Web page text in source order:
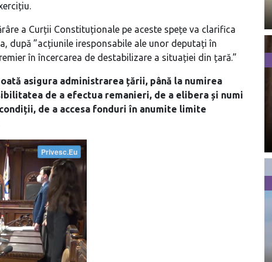
a Curții Constituționale pe aceste spețe va clarifica
după ”acțiunile iresponsabile ale unor deputați în
în încercarea de destabilizare a situației din țară.”
asigura administrarea țării, până la numirea
de a efectua remanieri, de a elibera și numi
de a accesa fonduri în anumite limite